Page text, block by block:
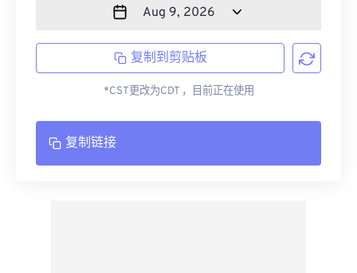
复制到剪贴板
*CST更改为CDT ，目前正在使用
复制链接